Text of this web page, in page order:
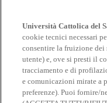
CloudMail iCatt
Wifi e Eduroam
Seguici su:
Facebook
Twitter
Università Cattolica del
cookie tecnici necessari
consentire la fruizione
utente) e, ove si presti il
tracciamento e di
e comunicazioni mirate a
preferenze). Puoi fornire/